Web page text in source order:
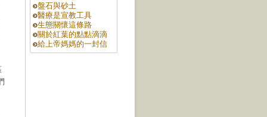
盤石與砂土
醫療是宣教工具
生態關懷這條路
關於紅葉的點點滴滴
給上帝媽媽的一封信